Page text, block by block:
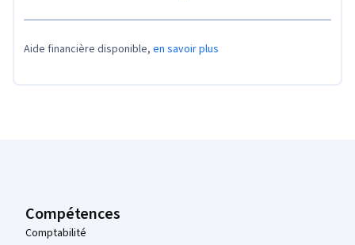
Aide financière disponible, en savoir plus
Compétences
Comptabilité